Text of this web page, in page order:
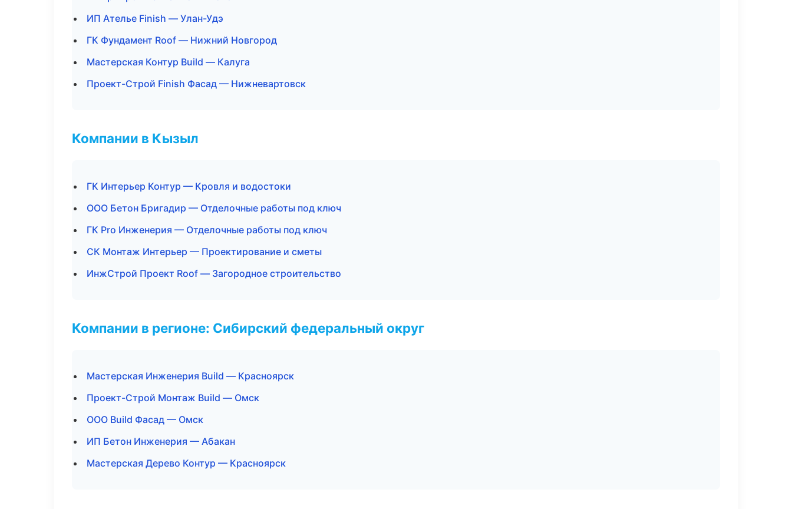
ИП Ателье Finish — Улан-Удэ
ГК Фундамент Roof — Нижний Новгород
Мастерская Контур Build — Калуга
Проект-Строй Finish Фасад — Нижневартовск
Компании в Кызыл
ГК Интерьер Контур — Кровля и водостоки
ООО Бетон Бригадир — Отделочные работы под ключ
ГК Pro Инженерия — Отделочные работы под ключ
СК Монтаж Интерьер — Проектирование и сметы
ИнжСтрой Проект Roof — Загородное строительство
Компании в регионе: Сибирский федеральный округ
Мастерская Инженерия Build — Красноярск
Проект-Строй Монтаж Build — Омск
ООО Build Фасад — Омск
ИП Бетон Инженерия — Абакан
Мастерская Дерево Контур — Красноярск